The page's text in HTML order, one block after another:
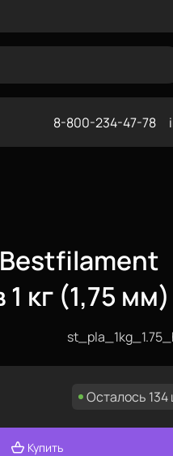
8-800-234-47-78
Bestfilament
кг (1,75 мм)
Осталось 134
Купить